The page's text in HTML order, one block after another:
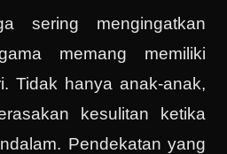
sering mengingatkan
memang memiliki
Tidak hanya anak-anak,
kesulitan ketika
Pendekatan yang